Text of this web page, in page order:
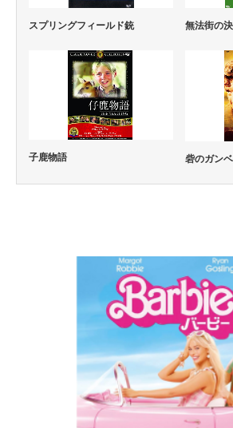
スプリングフィールド銃 無法街の
子鹿物語 砦のガン